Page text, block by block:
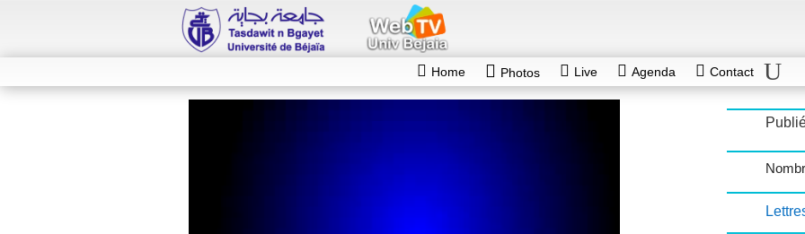
Home Photos Live Agenda Contact